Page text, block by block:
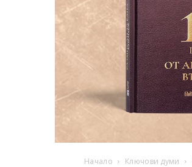
Начало Ключови думи